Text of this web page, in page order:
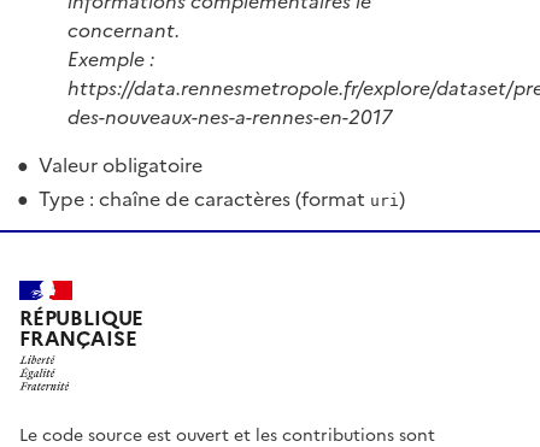
concernant.
Exemple :
https://data.rennesmetropole.fr/explore/dataset/
des-nouveaux-nes-a-rennes-en-2017
Valeur obligatoire
Type : chaîne de caractères (format uri)
RÉPUBLIQUE
FRANÇAISE
Le code source est ouvert et les contributions sont